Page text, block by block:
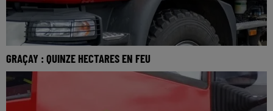
GRAÇAY : QUINZE HECTARES EN FEU